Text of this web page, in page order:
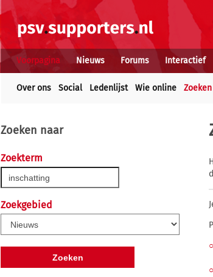
Voorpagina Nieuws Forums Interactief
Over ons Social Ledenlijst Wie online Zoeken
Zoeken naar
Zoekterm
Zoekgebied